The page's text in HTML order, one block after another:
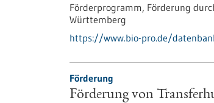
Förderprogramm, Förderung
Württemberg
https://www.bio-pro.de/
Förderung
Förderung von